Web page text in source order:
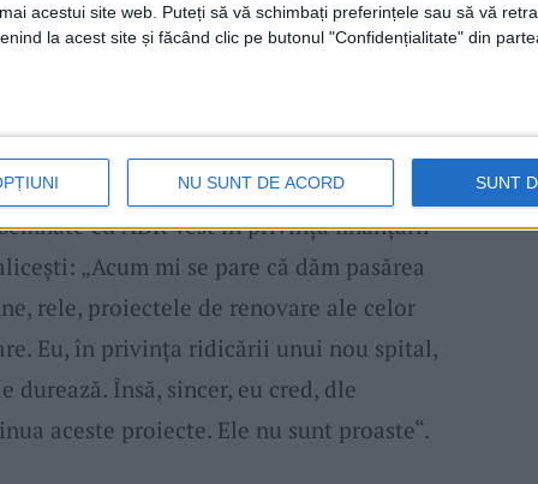
acestui site web. Puteți să vă schimbați preferințele sau să vă
la acest site și făcând clic pe butonul "Confidențialitate" din
NU SUNT DE ACORD SUNT
aţi comentat nimic. Dacă doriţi să facem
a spus
susţinea că nu sunt aşa de mari
chiar cerând o informare vizavi
cu ADR Vest în privinţa finanţării
„Acum mi se pare că dăm pasărea
rele, proiectele de renovare ale celor
Eu, în privinţa ridicării unui nou spital,
Însă, sincer, eu cred, dle
aceste proiecte. Ele nu sunt proaste“.